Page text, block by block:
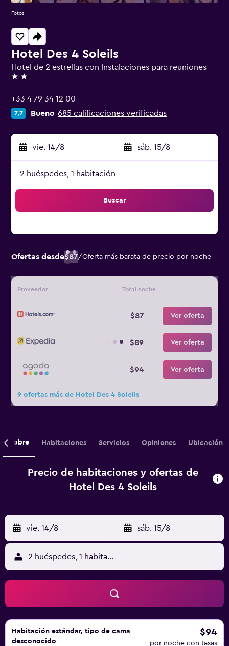
Hotel Des 4 Soleils
Hotel de 2 estrellas con Instalaciones para reuniones
2 estrellas
+33 4 79 34 12 00
7,7 Bueno 685 calificaciones verificadas
vie. 14/8 - sáb. 15/8
2 huéspedes, 1 habitación
Buscar
Ofertas desde$87/Oferta más barata de precio por noche
Proveedor Total noche
$87 Ver oferta
$89 Ver oferta
$94 Ver oferta
9 ofertas más de Hotel Des 4 Soleils
Fotos
Sobre Habitaciones Servicios Opiniones Ubicación
Precio de habitaciones y ofertas de
Hotel Des 4 Soleils
vie. 14/8 - sáb. 15/8
2 huéspedes, 1 habitación
Habitación estándar, tipo de cama
desconocido
$94
por noche con tasas